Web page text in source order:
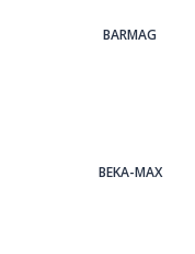
BARMAG
BEKA-MAX